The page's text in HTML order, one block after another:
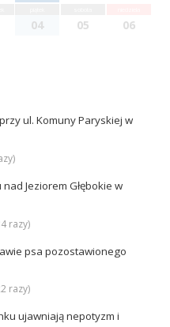
04 05 06
ul. Komuny Paryskiej w
Jeziorem Głębokie w
razy)
psa pozostawionego
razy)
ujawniają nepotyzm i